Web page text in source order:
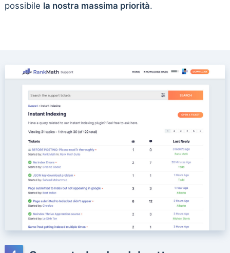
possibile la nostra massima priorità.